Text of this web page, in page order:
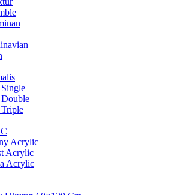
Double
Triple
Acrylic
Acrylic
Acrylic